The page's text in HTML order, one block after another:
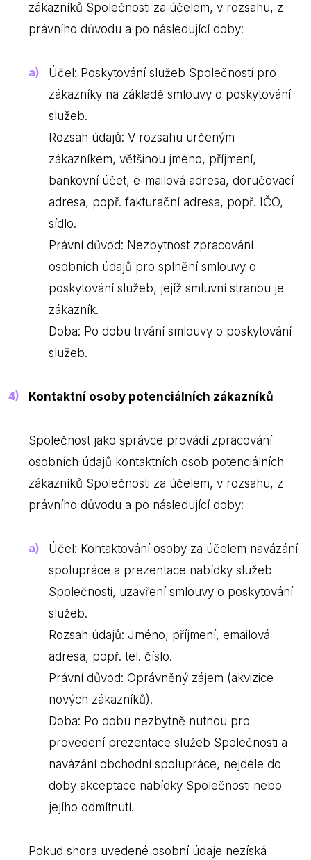
zákazníků Společnosti za účelem, v rozsahu, z
právního důvodu a po následující doby:
Účel: Poskytování služeb Společností pro
zákazníky na základě smlouvy o poskytování
služeb.
Rozsah údajů: V rozsahu určeným
zákazníkem, většinou jméno, příjmení,
bankovní účet, e-mailová adresa, doručovací
adresa, popř. fakturační adresa, popř. IČO,
sídlo.
Právní důvod: Nezbytnost zpracování
osobních údajů pro splnění smlouvy o
poskytování služeb, jejíž smluvní stranou je
zákazník.
Doba: Po dobu trvání smlouvy o poskytování
služeb.
Kontaktní osoby potenciálních zákazníků
Společnost jako správce provádí zpracování
osobních údajů kontaktních osob potenciálních
zákazníků Společnosti za účelem, v rozsahu, z
právního důvodu a po následující doby:
Účel: Kontaktování osoby za účelem navázání
spolupráce a prezentace nabídky služeb
Společnosti, uzavření smlouvy o poskytování
služeb.
Rozsah údajů: Jméno, příjmení, emailová
adresa, popř. tel. číslo.
Právní důvod: Oprávněný zájem (akvizice
nových zákazníků).
Doba: Po dobu nezbytně nutnou pro
provedení prezentace služeb Společnosti a
navázání obchodní spolupráce, nejdéle do
doby akceptace nabídky Společnosti nebo
jejího odmítnutí.
Pokud shora uvedené osobní údaje nezíská